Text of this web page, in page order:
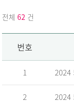
전체 62 건
번호
1 2024
2 2024